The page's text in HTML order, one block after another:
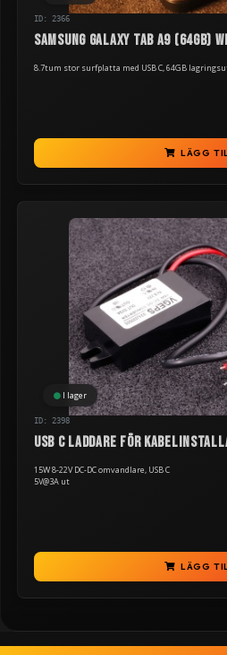
ID: 2366
Samsung Galaxy Tab A9 (64GB)
8.7tum stor surfplatta med USB C, 64GB
LÄGG
I lager
ID: 2398
USB C laddare för
15W 8-22V DC-DC omvandlare, USB C
5V@3A ut
LÄGG